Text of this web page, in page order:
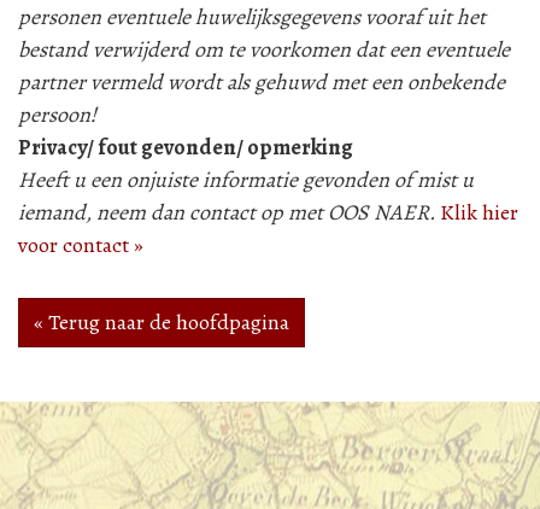
personen eventuele huwelijksgegevens vooraf uit het
bestand verwijderd om te voorkomen dat een eventuele
partner vermeld wordt als gehuwd met een onbekende
persoon!
Privacy/ fout gevonden/ opmerking
Heeft u een onjuiste informatie gevonden of mist u
iemand, neem dan contact op met OOS NAER. Klik hier
voor contact »
« Terug naar de hoofdpagina